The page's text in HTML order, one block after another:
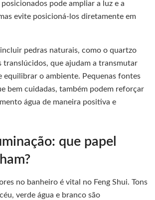
pode ampliar a luz e a
evite posicioná-los diretamente em
pedras naturais, como o quartzo
translúcidos, que ajudam a transmutar
equilibrar o ambiente. Pequenas fontes
bem cuidadas, também podem reforçar
água de maneira positiva e
que papel
no banheiro é vital no Feng Shui. Tons
verde água e branco são